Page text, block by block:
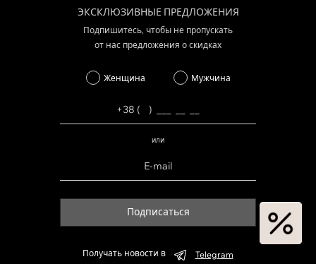
ЭКСКЛЮЗИВНЫЕ ПРЕДЛОЖЕНИЯ
Подпишитесь, чтобы не пропускать
от нас предложения о скидках
Женщина Мужчина
или
Подписаться
Получать новости в Telegram